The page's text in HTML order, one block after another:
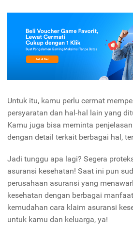
Untuk itu, kamu perlu cermat
persyaratan dan hal-hal lain yang
Kamu juga bisa meminta
dengan detail terkait berbagai hal,
Jadi tunggu apa lagi? Segera
asuransi kesehatan! Saat ini pun
perusahaan asuransi yang
kesehatan dengan berbagai
kemudahan cara klaim asuransi
untuk kamu dan keluarga, ya!